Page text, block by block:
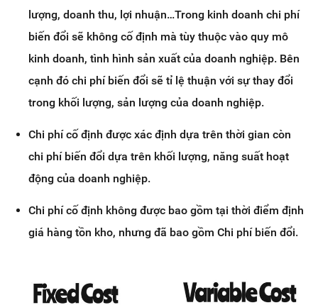
lượng, doanh thu, lợi nhuận…Trong kinh doanh chi phí
biến đổi sẽ không cố định mà tùy thuộc vào quy mô
kinh doanh, tình hình sản xuất của doanh nghiệp. Bên
cạnh đó chi phí biến đổi sẽ tỉ lệ thuận với sự thay đổi
trong khối lượng, sản lượng của doanh nghiệp.
Chi phí cố định được xác định dựa trên thời gian còn
chi phí biến đổi dựa trên khối lượng, năng suất hoạt
động của doanh nghiệp.
Chi phí cố định không được bao gồm tại thời điểm định
giá hàng tồn kho, nhưng đã bao gồm Chi phí biến đổi.